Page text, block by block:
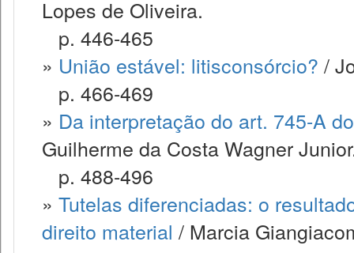
Lopes de Oliveira.
p. 446-465
» União estável: litisconsórcio? /
p. 466-469
» Da interpretação do art. 745-A
Guilherme da Costa Wagner
p. 488-496
» Tutelas diferenciadas: o
direito material / Marcia